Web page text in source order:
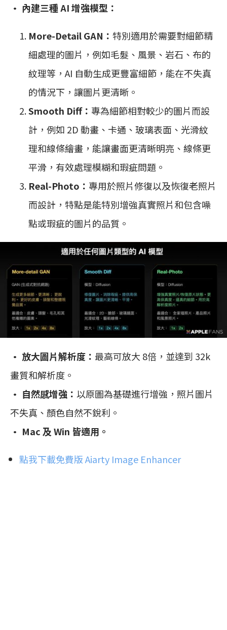
• 內建三種 AI 增強模型：
More-Detail GAN： 特別適用於需要對細節精
細處理的圖片，例如毛髮、風景、岩石、布的
紋理等，AI 自動生成更豐富細節，能在不失真
的情況下，讓圖片更清晰。
Smooth Diff： 專為細節相對較少的圖片而設
計，例如 2D 動畫、卡通、玻璃表面、光滑紋
理和線條繪畫，能讓畫面更清晰明亮、線條更
平滑，有效處理模糊和瑕疵問題。
Real-Photo： 專用於照片修復以及恢復老照片
而設計，特點是能特別增強真實照片和包含噪
點或瑕疵的圖片的品質。
• 放大圖片解析度： 最高可放大 8倍，並達到 32k
畫質和解析度。
• 自然感增強： 以原圖為基礎進行增強，照片圖片
不失真、顏色自然不銳利。
• Mac 及 Win 皆適用。
點我下載免費版 Aiarty Image Enhancer